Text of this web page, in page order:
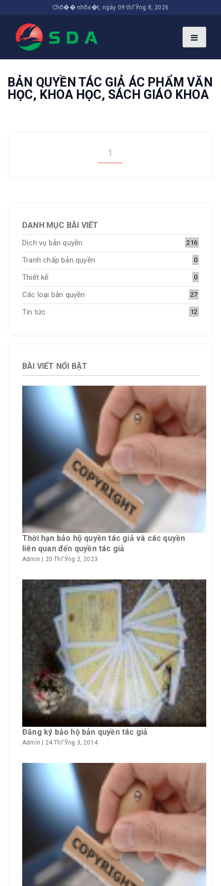
Chб�� nhбє�t, ngày 09 thГЎng 8, 2026
BẢN QUYỀN TÁC GIẢ ÁC PHẨM VĂN
HỌC, KHOA HỌC, SÁCH GIÁO KHOA
1
DANH MỤC BÀI VIẾT
Dịch vụ bản quyền 216
Tranh chấp bản quyền 0
Thiết kế 0
Các loại bản quyền 27
Tin tức 12
BÀI VIẾT NỔI BẬT
Thời hạn bảo hộ quyền tác giả và các quyền
liên quan đến quyền tác giả
Admin | 20 ThГЎng 2, 2023
Đăng ký bảo hộ bản quyền tác giả
Admin 24 ThГЎng 3, 2014